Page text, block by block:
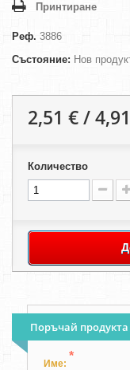
Принтиране
Реф. 3886
Състояние: Нов
2,51 € /
Количество
Поръчай продукта
Име:
*